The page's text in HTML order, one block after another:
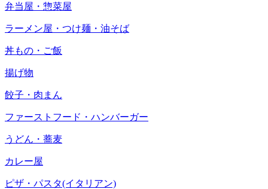
弁当屋・惣菜屋
ラーメン屋・つけ麺・油そば
丼もの・ご飯
揚げ物
餃子・肉まん
ファーストフード・ハンバーガー
うどん・蕎麦
カレー屋
ピザ・パスタ(イタリアン)